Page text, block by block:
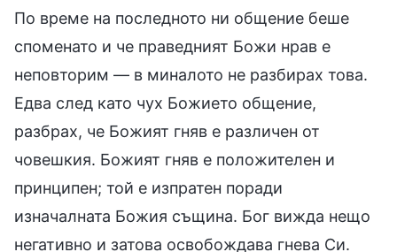
По време на последното ни общение беше
споменато и че праведният Божи нрав е
неповторим — в миналото не разбирах това.
Едва след като чух Божието общение,
разбрах, че Божият гняв е различен от
човешкия. Божият гняв е положителен и
принципен; той е изпратен поради
изначалната Божия същина. Бог вижда нещо
негативно и затова освобождава гнева Си.